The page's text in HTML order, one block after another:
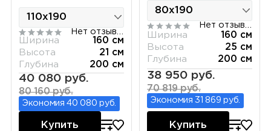
Ширина
160 см
Высота
21 см
Глубина
200 см
40 080 руб.
80 160 руб.
Экономия 40 080 руб.
Купить
Ширина
160 см
Высота
25 см
Глубина
200 см
38 950 руб.
70 819 руб.
Экономия 31 869 руб.
Купить